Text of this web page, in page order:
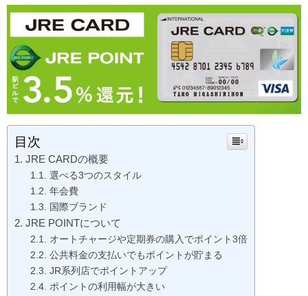
目次
JRE CARDの概要
選べる3つのスタイル
年会費
国際ブランド
JRE POINTについて
オートチャージや定期券の購入でポイント3倍
公共料金の支払いでもポイントが貯まる
JR系列店でポイントアップ
ポイントの利用幅が大きい